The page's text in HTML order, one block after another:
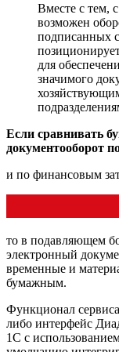
Вместе с тем,
возможен
подписанных
для
значимого
Если сравнивать
документооборот
и по финансовым
то в подавляющем
электронный
временные и
бумажным.
Функционал
либо интерфейс
1С с